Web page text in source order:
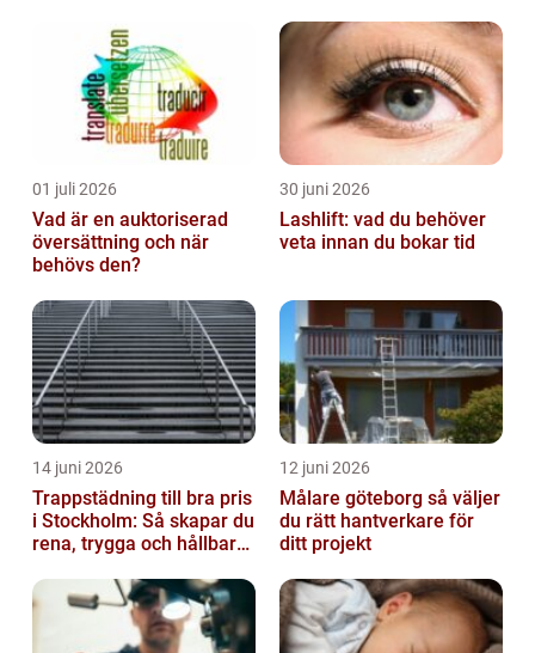
01 juli 2026
Vad är en auktoriserad
översättning och när
behövs den?
30 juni 2026
Lashlift: vad du behöver
veta innan du bokar tid
14 juni 2026
Trappstädning till bra pris
i Stockholm: Så skapar du
rena, trygga och hållbara
12 juni 2026
Målare göteborg så väljer
du rätt hantverkare för
ditt projekt